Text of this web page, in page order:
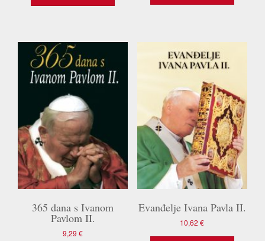
11,95 €.
365 dana s Ivanom
Pavlom II.
9,29€
Evanđelje Ivana Pavla II.
10,62€